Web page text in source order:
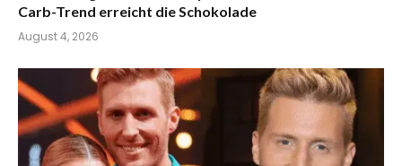
Carb-Trend erreicht die Schokolade
August 4, 2026